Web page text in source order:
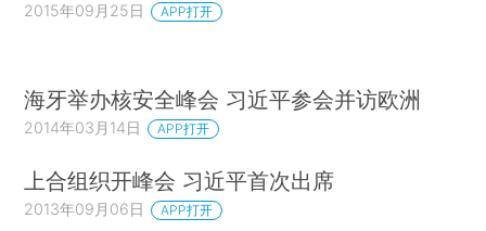
2015年09月25日 APP打开
海牙举办核安全峰会 习近平参会并访欧洲
2014年03月14日 APP打开
上合组织开峰会 习近平首次出席
2013年09月06日 APP打开